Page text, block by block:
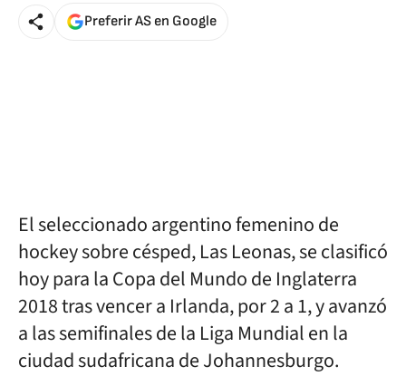
Preferir AS en Google
El seleccionado argentino femenino de
hockey sobre césped, Las Leonas, se clasificó
hoy para la Copa del Mundo de Inglaterra
2018 tras vencer a Irlanda, por 2 a 1, y avanzó
a las semifinales de la Liga Mundial en la
ciudad sudafricana de Johannesburgo.